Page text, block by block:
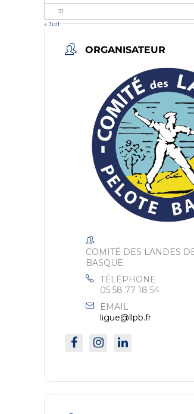
31
« Juil
ORGANISATEUR
COMITÉ DES LANDES
BASQUE
TÉLÉPHONE
05 58 77 18 54
EMAIL
ligue@llpb.fr